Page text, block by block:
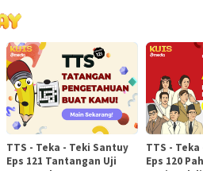
TTS - Teka - Teki Santuy
Eps 121 Tantangan Uji
Pengetahuan
TTS -
Eps 120
Nasional